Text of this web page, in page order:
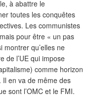
à abattre le
toutes les conquêtes
Les communistes
pour être « un pas
montrer qu’elles ne
de l’UE qui impose
comme horizon
en va de même des
sont l’OMC et le FMI.